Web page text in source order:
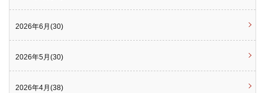
2026年6月(30)
2026年5月(30)
2026年4月(38)